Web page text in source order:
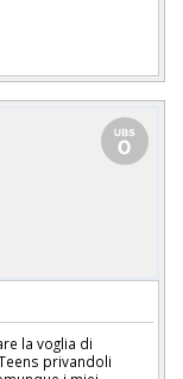
la voglia di
privandoli